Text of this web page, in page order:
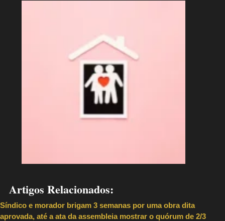
Artigos Relacionados:
Síndico e morador brigam 3 semanas por uma obra dita
aprovada, até a ata da assembleia mostrar o quórum de 2/3